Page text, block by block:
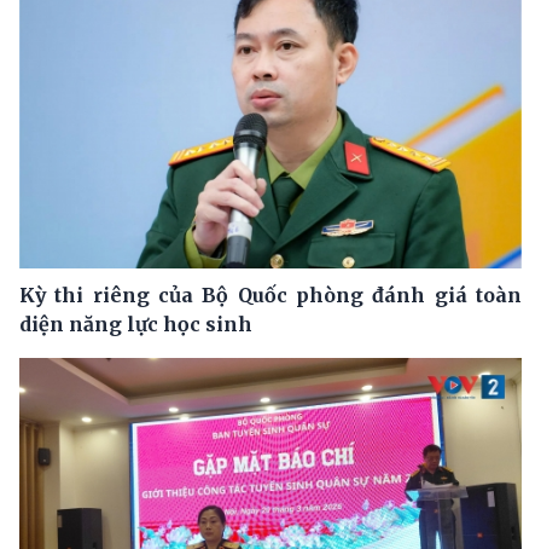
Kỳ thi riêng của Bộ Quốc phòng đánh giá toàn
diện năng lực học sinh